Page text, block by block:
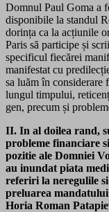
Domnul Paul Goma a
disponibile la standul
dorința ca la acțiunile
Paris să participe și
specificul fiecărei
manifestat cu
sa luăm în considerare
lungul timpului,
gen, precum și
II. In al doilea rand,
probleme financiare
pozitie ale Domniei
au inundat piata
referiri la neregulile
preluarea
Horia Roman